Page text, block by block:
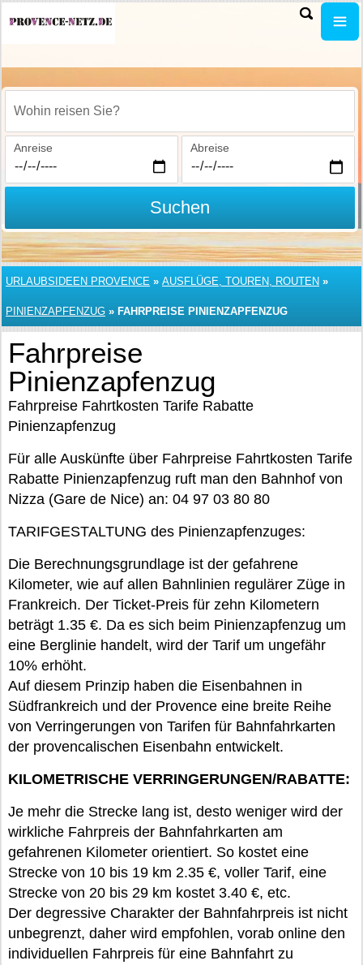
Wohin reisen Sie?
Anreise Abreise
Suchen
URLAUBSIDEEN PROVENCE » AUSFLÜGE, TOUREN, ROUTEN »
PINIENZAPFENZUG » FAHRPREISE PINIENZAPFENZUG
Fahrpreise
Pinienzapfenzug
Fahrpreise Fahrtkosten Tarife Rabatte
Pinienzapfenzug
Für alle Auskünfte über Fahrpreise Fahrtkosten Tarife
Rabatte Pinienzapfenzug ruft man den Bahnhof von
Nizza (Gare de Nice) an: 04 97 03 80 80
TARIFGESTALTUNG des Pinienzapfenzuges:
Die Berechnungsgrundlage ist der gefahrene
Kilometer, wie auf allen Bahnlinien regulärer Züge in
Frankreich. Der Ticket-Preis für zehn Kilometern
beträgt 1.35 €. Da es sich beim Pinienzapfenzug um
eine Berglinie handelt, wird der Tarif um ungefähr
10% erhöht.
Auf diesem Prinzip haben die Eisenbahnen in
Südfrankreich und der Provence eine breite Reihe
von Verringerungen von Tarifen für Bahnfahrkarten
der provencalischen Eisenbahn entwickelt.
KILOMETRISCHE VERRINGERUNGEN/RABATTE:
Je mehr die Strecke lang ist, desto weniger wird der
wirkliche Fahrpreis der Bahnfahrkarten am
gefahrenen Kilometer orientiert. So kostet eine
Strecke von 10 bis 19 km 2.35 €, voller Tarif, eine
Strecke von 20 bis 29 km kostet 3.40 €, etc.
Der degressive Charakter der Bahnfahrpreis ist nicht
unbegrenzt, daher wird empfohlen, vorab online den
individuellen Fahrpreis für eine Bahnfahrt zu